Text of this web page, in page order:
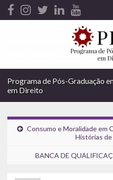
Search for:
Programa de Pós-Graduação
em Direito
Consumo e Moralidade em
Histórias
BANCA DE